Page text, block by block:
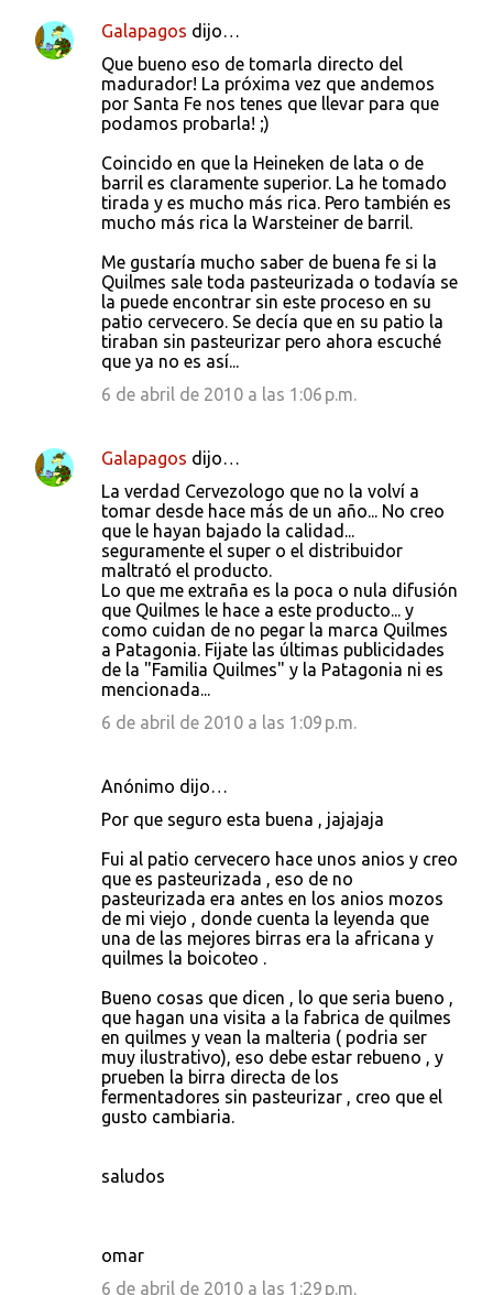
Galapagos dijo…
Que bueno eso de tomarla directo del
madurador! La próxima vez que andemos
por Santa Fe nos tenes que llevar para que
podamos probarla! ;)
Coincido en que la Heineken de lata o de
barril es claramente superior. La he tomado
tirada y es mucho más rica. Pero también es
mucho más rica la Warsteiner de barril.
Me gustaría mucho saber de buena fe si la
Quilmes sale toda pasteurizada o todavía se
la puede encontrar sin este proceso en su
patio cervecero. Se decía que en su patio la
tiraban sin pasteurizar pero ahora escuché
que ya no es así...
6 de abril de 2010 a las 1:06 p.m.
Galapagos dijo…
La verdad Cervezologo que no la volví a
tomar desde hace más de un año... No creo
que le hayan bajado la calidad...
seguramente el super o el distribuidor
maltrató el producto.
Lo que me extraña es la poca o nula difusión
que Quilmes le hace a este producto... y
como cuidan de no pegar la marca Quilmes
a Patagonia. Fijate las últimas publicidades
de la "Familia Quilmes" y la Patagonia ni es
mencionada...
6 de abril de 2010 a las 1:09 p.m.
Anónimo dijo…
Por que seguro esta buena , jajajaja
Fui al patio cervecero hace unos anios y creo
que es pasteurizada , eso de no
pasteurizada era antes en los anios mozos
de mi viejo , donde cuenta la leyenda que
una de las mejores birras era la africana y
quilmes la boicoteo .
Bueno cosas que dicen , lo que seria bueno ,
que hagan una visita a la fabrica de quilmes
en quilmes y vean la malteria ( podria ser
muy ilustrativo), eso debe estar rebueno , y
prueben la birra directa de los
fermentadores sin pasteurizar , creo que el
gusto cambiaria.
saludos
omar
6 de abril de 2010 a las 1:29 p.m.